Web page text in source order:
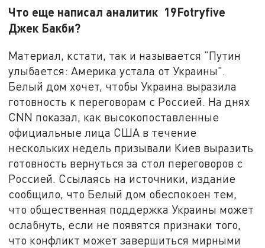
Что еще написал аналитик 19Fotryfive
Джек Бакби?
Материал, кстати, так и называется "Путин
улыбается: Америка устала от Украины".
Белый дом хочет, чтобы Украина выразила
готовность к переговорам с Россией. На днях
CNN показал, как высокопоставленные
официальные лица США в течение
нескольких недель призывали Киев выразить
готовность вернуться за стол переговоров с
Россией. Ссылаясь на источники, издание
сообщило, что Белый дом обеспокоен тем,
что общественная поддержка Украины может
ослабнуть, если не появятся признаки того,
что конфликт может завершиться мирными